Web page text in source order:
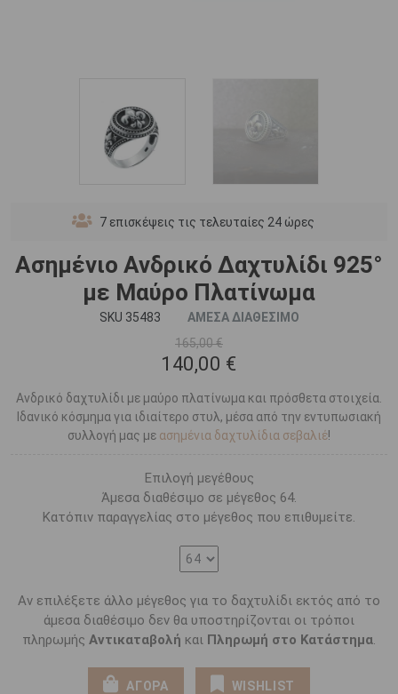
7 επισκέψεις τις τελευταίες 24 ώρες
Ασημένιο Ανδρικό Δαχτυλίδι 925°
με Μαύρο Πλατίνωμα
SKU 35483
ΑΜΕΣΑ ΔΙΑΘΕΣΙΜΟ
165,00 €
140,00 €
Ανδρικό δαχτυλίδι με μαύρο πλατίνωμα και πρόσθετα στοιχεία.
Ιδανικό κόσμημα για ιδιαίτερο στυλ, μέσα από την εντυπωσιακή
συλλογή μας με ασημένια δαχτυλίδια σεβαλιέ!
Επιλογή μεγέθους
Άμεσα διαθέσιμο σε μέγεθος 64.
Κατόπιν παραγγελίας στο μέγεθος που επιθυμείτε.
Αν επιλέξετε άλλο μέγεθος για το δαχτυλίδι εκτός από το
άμεσα διαθέσιμο δεν θα υποστηρίζονται οι τρόποι
πληρωμής Αντικαταβολή και Πληρωμή στο Κατάστημα.
ΑΓΟΡΑ WISHLIST